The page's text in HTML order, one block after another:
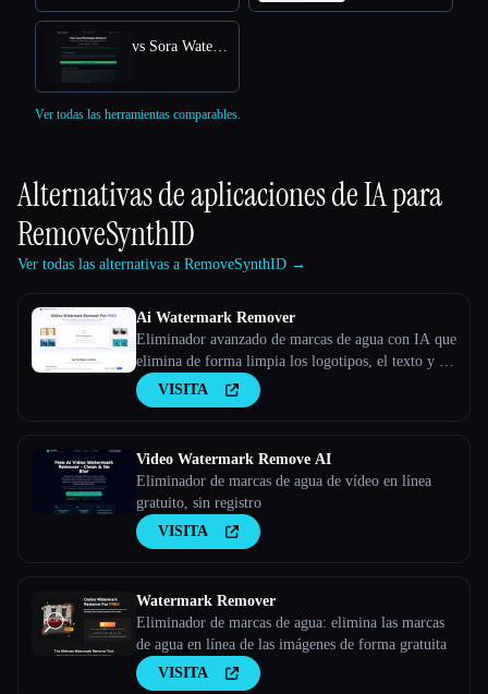
Ver todas las herramientas comparables.
Alternativas de aplicaciones de IA para
RemoveSynthID
Ver todas las alternativas a RemoveSynthID →
Ai Watermark Remover
Eliminador avanzado de marcas de agua con IA que
elimina de forma limpia los logotipos, el texto y los
sellos de las fotos en segundos. De uso gratuito con
resultados de calidad profesional.
VISITA
Video Watermark Remove AI
Eliminador de marcas de agua de vídeo en línea
gratuito, sin registro
VISITA
Watermark Remover
Eliminador de marcas de agua: elimina las marcas
de agua en línea de las imágenes de forma gratuita
VISITA